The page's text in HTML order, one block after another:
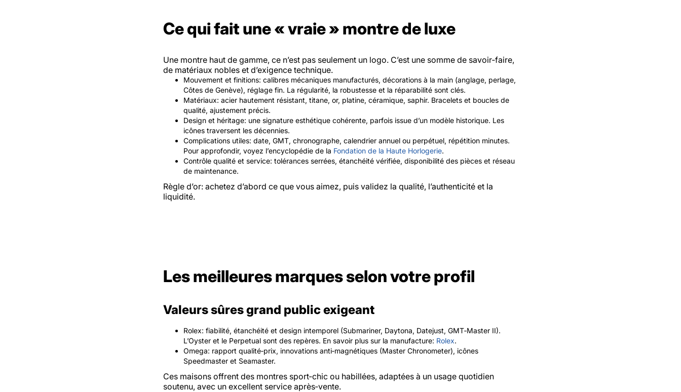
Ce qui fait une « vraie » montre de luxe
Une montre haut de gamme, ce n’est pas seulement un logo. C’est une somme de savoir‑faire,
de matériaux nobles et d’exigence technique.
Mouvement et finitions: calibres mécaniques manufacturés, décorations à la main (anglage, perlage,
Côtes de Genève), réglage fin. La régularité, la robustesse et la réparabilité sont clés.
Matériaux: acier hautement résistant, titane, or, platine, céramique, saphir. Bracelets et boucles de
qualité, ajustement précis.
Design et héritage: une signature esthétique cohérente, parfois issue d’un modèle historique. Les
icônes traversent les décennies.
Complications utiles: date, GMT, chronographe, calendrier annuel ou perpétuel, répétition minutes.
Pour approfondir, voyez l’encyclopédie de la Fondation de la Haute Horlogerie.
Contrôle qualité et service: tolérances serrées, étanchéité vérifiée, disponibilité des pièces et réseau
de maintenance.
Règle d’or: achetez d’abord ce que vous aimez, puis validez la qualité, l’authenticité et la
liquidité.
Les meilleures marques selon votre profil
Valeurs sûres grand public exigeant
Rolex: fiabilité, étanchéité et design intemporel (Submariner, Daytona, Datejust, GMT‑Master II).
L’Oyster et le Perpetual sont des repères. En savoir plus sur la manufacture: Rolex.
Omega: rapport qualité‑prix, innovations anti‑magnétiques (Master Chronometer), icônes
Speedmaster et Seamaster.
Ces maisons offrent des montres sport‑chic ou habillées, adaptées à un usage quotidien
soutenu, avec un excellent service après‑vente.